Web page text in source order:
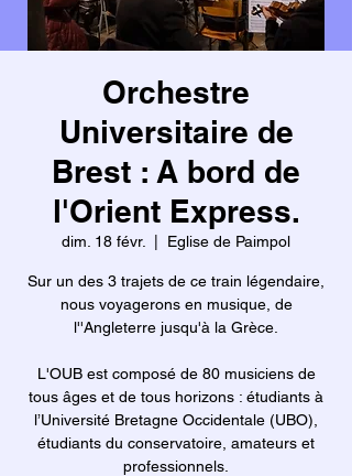
Orchestre
Universitaire de
Brest : A bord de
l'Orient Express.
dim. 18 févr. Eglise de Paimpol
Sur un des 3 trajets de ce train légendaire,
nous voyagerons en musique, de
l''Angleterre jusqu'à la Grèce.
L'OUB est composé de 80 musiciens de
tous âges et de tous horizons : étudiants à
l’Université Bretagne Occidentale (UBO),
étudiants du conservatoire, amateurs et
professionnels.